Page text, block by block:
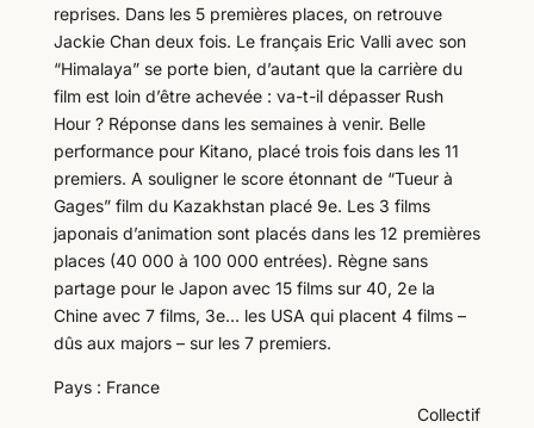
reprises. Dans les 5 premières places, on retrouve
Jackie Chan deux fois. Le français Eric Valli avec son
“Himalaya” se porte bien, d’autant que la carrière du
film est loin d’être achevée : va-t-il dépasser Rush
Hour ? Réponse dans les semaines à venir. Belle
performance pour Kitano, placé trois fois dans les 11
premiers. A souligner le score étonnant de “Tueur à
Gages” film du Kazakhstan placé 9e. Les 3 films
japonais d’animation sont placés dans les 12 premières
places (40 000 à 100 000 entrées). Règne sans
partage pour le Japon avec 15 films sur 40, 2e la
Chine avec 7 films, 3e… les USA qui placent 4 films –
dûs aux majors – sur les 7 premiers.
Pays : France
Collectif